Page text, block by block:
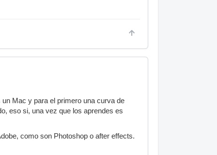
Mac y para el primero una curva de
eso si, una vez que los aprendes es
como son Photoshop o after effects.